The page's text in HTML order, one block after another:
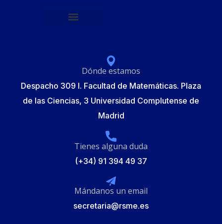
Dónde estamos
Despacho 309 I. Facultad de Matemáticas. Plaza
de las Ciencias, 3 Universidad Complutense de
Madrid
Tienes alguna duda
(+34) 91 394 49 37
Mándanos un email
secretaria@rsme.es